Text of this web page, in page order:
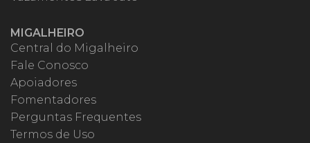
MIGALHEIRO
Central do Migalheiro
Fale Conosco
Apoiadores
Fomentadores
Perguntas Frequentes
Termos de Uso